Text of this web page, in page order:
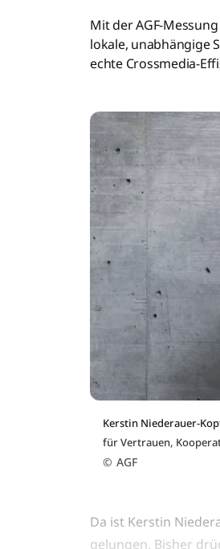
Mit der AGF-
lokale, unabhängige
echte Crossmedia-
Kerstin Niederauer-
für Vertrauen,
© AGF
Da ist Kerstin
gelungen. Bisher